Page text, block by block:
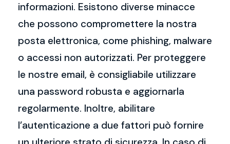
informazioni. Esistono diverse minacce
che possono compromettere la nostra
posta elettronica, come phishing, malware
o accessi non autorizzati. Per proteggere
le nostre email, è consigliabile utilizzare
una password robusta e aggiornarla
regolarmente. Inoltre, abilitare
l’autenticazione a due fattori può fornire